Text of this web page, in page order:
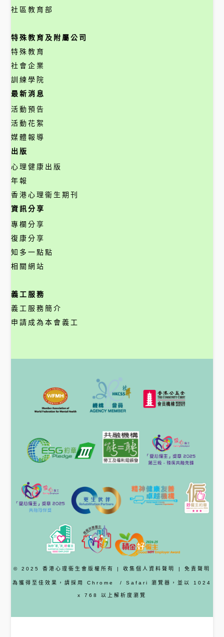
社區教育部
特殊教育及附屬公司
特殊教育
社會企業
訓練學院
最新消息
活動預告
活動花絮
媒體報導
出版
心理健康出版
年報
香港心理衞生期刊
資訊分享
專欄分享
復康分享
知多一點點
相關網站
義工服務
義工服務簡介
申請成為本會義工
© 2025 香港心理衞生會版權所有 | 收集個人資料聲明 免責聲明
為獲得至佳效果，請採用 Chrome / Safari 瀏覽器 ，並以 1024
x 768 以上解析度瀏覽